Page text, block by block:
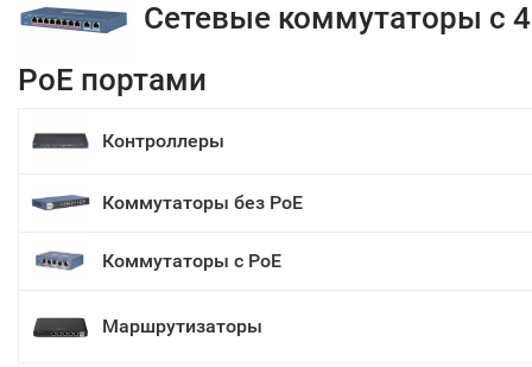
Сетевые коммутаторы с
PoE портами
Контроллеры
Коммутаторы без PoE
Коммутаторы с PoE
Маршрутизаторы